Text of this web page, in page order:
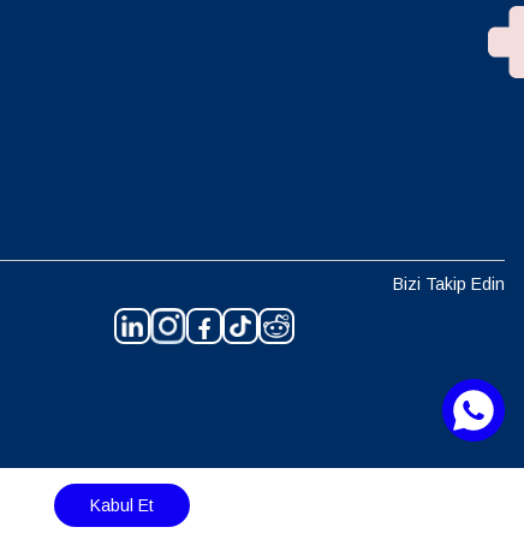
Bizi Takip Edin
Kabul Et